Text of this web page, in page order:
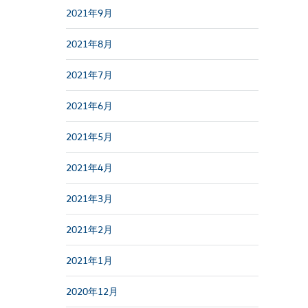
2021年9月
2021年8月
2021年7月
2021年6月
2021年5月
2021年4月
2021年3月
2021年2月
2021年1月
2020年12月